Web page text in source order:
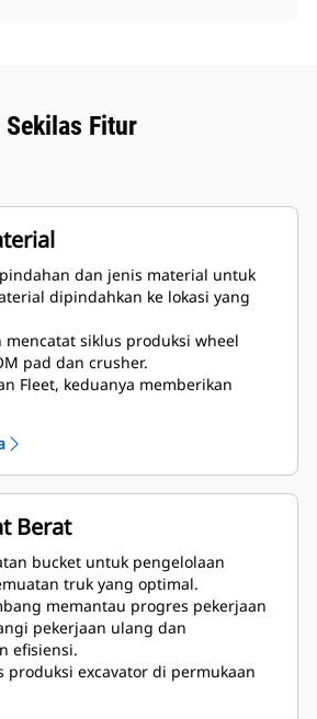
Sekilas Fitur
dan jenis material untuk
dipindahkan ke lokasi yang
mencatat siklus produksi wheel
pad dan crusher.
Fleet, keduanya memberikan
kontrol bijih secara manual.
material dan kinerja
giliran kerja.
dan pencampuran bijih di
dengan data grade-block di
Berat
bucket untuk pengelolaan
truk yang optimal.
memantau progres pekerjaan
pekerjaan ulang dan
efisiensi.
produksi excavator di permukaan